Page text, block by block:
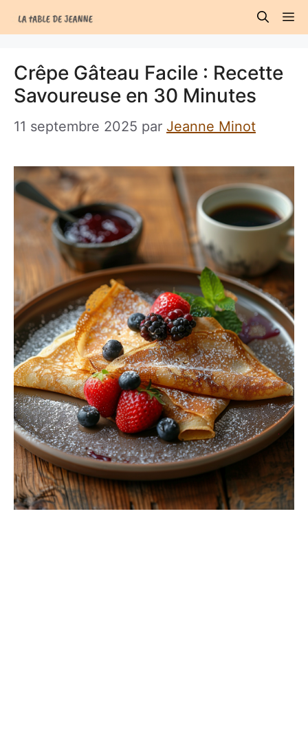
au
Crêpe Gâteau Facile : Recette
Savoureuse en 30 Minutes
11 septembre 2025 par Jeanne Minot